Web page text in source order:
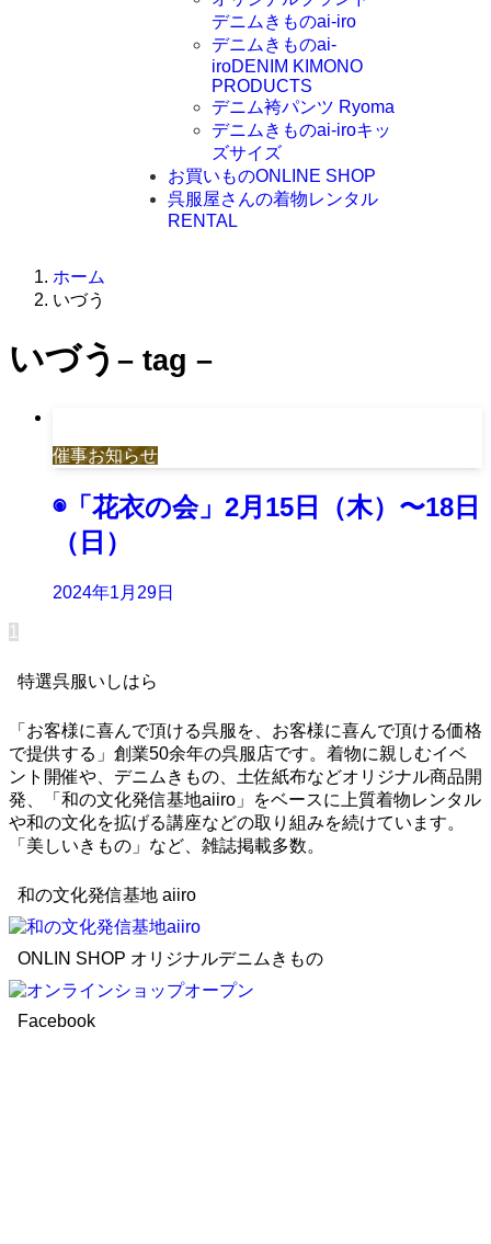
デニムきものai-iro
デニムきものai-
iroDENIM KIMONO
PRODUCTS
デニム袴パンツ Ryoma
デニムきものai-iroキッ
ズサイズ
お買いものONLINE SHOP
呉服屋さんの着物レンタル
RENTAL
ホーム
いづう
いづう – tag –
催事お知らせ
◉「花衣の会」2月15日（木）〜18日
（日）
2024年1月29日
1
特選呉服いしはら
「お客様に喜んで頂ける呉服を、お客様に喜んで頂ける価格
で提供する」創業50余年の呉服店です。着物に親しむイベ
ント開催や、デニムきもの、土佐紙布などオリジナル商品開
発、「和の文化発信基地aiiro」をベースに上質着物レンタル
や和の文化を拡げる講座などの取り組みを続けています。
「美しいきもの」など、雑誌掲載多数。
和の文化発信基地 aiiro
ONLIN SHOP オリジナルデニムきもの
Facebook